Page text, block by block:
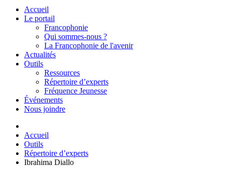
Accueil
Le portail
Francophonie
Qui sommes-nous ?
La Francophonie de l'avenir
Actualités
Outils
Ressources
Répertoire d’experts
Fréquence Jeunesse
Événements
Nous joindre
Accueil
Outils
Répertoire d’experts
Ibrahima Diallo